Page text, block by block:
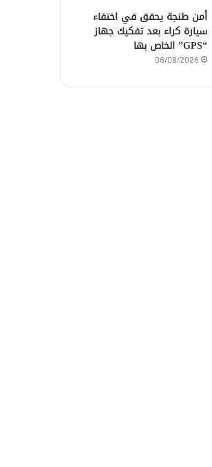
أمن طنجة يحقق في اختفاء
سيارة كراء بعد تفكيك جهاز
“GPS” الخاص بها
06/08/2026